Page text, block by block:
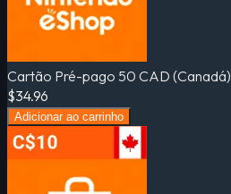
Cartão Pré-pago 50 CAD (Canadá)
$34.96
Adicionar ao carrinho